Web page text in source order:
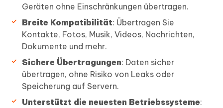
Geräten ohne Einschränkungen übertragen.
Breite Kompatibilität: Übertragen Sie
Kontakte, Fotos, Musik, Videos, Nachrichten,
Dokumente und mehr.
Sichere Übertragungen: Daten sicher
übertragen, ohne Risiko von Leaks oder
Speicherung auf Servern.
Unterstützt die neuesten Betriebssysteme: